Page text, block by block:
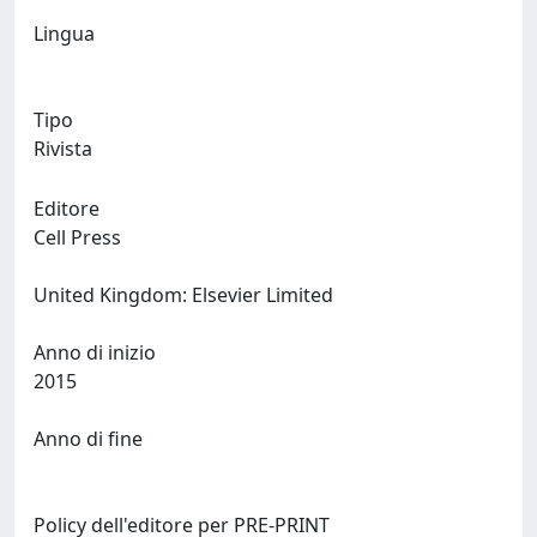
Lingua
Tipo
Rivista
Editore
Cell Press
Anno di inizio
Anno di fine
Policy dell'editore per PRE-PRINT